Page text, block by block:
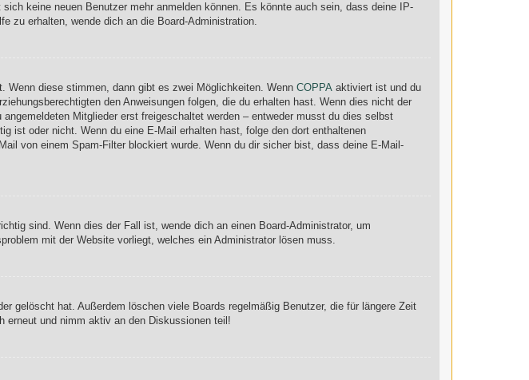
keine neuen Benutzer mehr anmelden können. Es könnte auch sein, dass deine IP-
zu erhalten, wende dich an die Board-Administration.
Wenn diese stimmen, dann gibt es zwei Möglichkeiten. Wenn COPPA aktiviert ist und du
den Anweisungen folgen, die du erhalten hast. Wenn dies nicht der
Mitglieder erst freigeschaltet werden – entweder musst du dies selbst
ist oder nicht. Wenn du eine E-Mail erhalten hast, folge den dort enthaltenen
von einem Spam-Filter blockiert wurde. Wenn du dir sicher bist, dass deine E-Mail-
sind. Wenn dies der Fall ist, wende dich an einen Board-Administrator, um
mit der Website vorliegt, welches ein Administrator lösen muss.
gelöscht hat. Außerdem löschen viele Boards regelmäßig Benutzer, die für längere Zeit
erneut und nimm aktiv an den Diskussionen teil!